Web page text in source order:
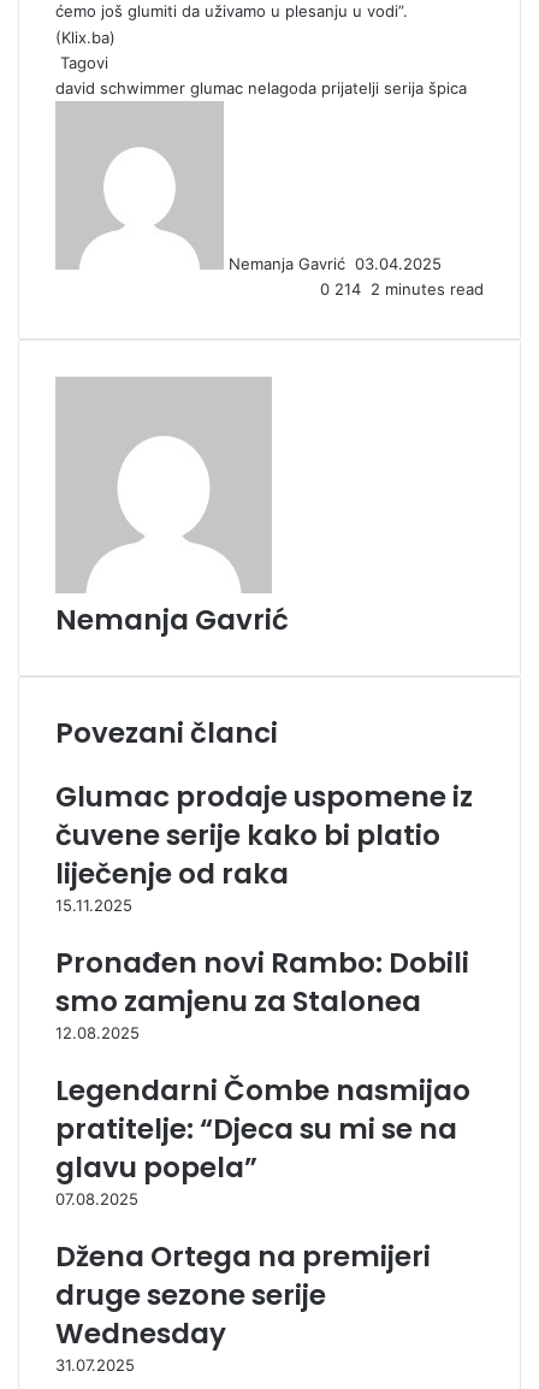
ćemo još glumiti da uživamo u plesanju u vodi”.
(Klix.ba)
Tagovi
david schwimmer glumac nelagoda prijatelji serija špica
Nemanja Gavrić e
m
i
03.04.2025
0 214 2 minutes read
Nemanja Gavrić
Povezani članci
Glumac prodaje uspomene iz
čuvene serije kako bi platio
liječenje od raka
15.11.2025
Pronađen novi Rambo: Dobili
smo zamjenu za Stalonea
12.08.2025
Legendarni Čombe nasmijao
pratitelje: “Djeca su mi se na
glavu popela”
07.08.2025
Džena Ortega na premijeri
druge sezone serije
Wednesday
31.07.2025